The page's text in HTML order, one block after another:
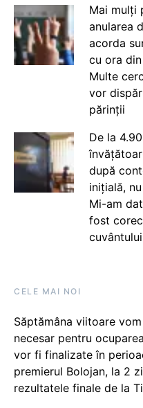
Mai mulți
anularea
acorda
cu ora
Multe
vor
părinții
De la
după
inițială,
Mi-am
fost
cuvântului
CELE MAI NOI
Săptămâna viitoare
necesar pentru
vor fi finalizate în
premierul Bolojan, la 2
rezultatele finale de la